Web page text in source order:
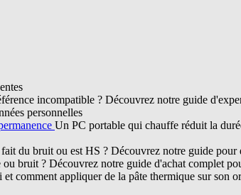
incompatible ? Découvrez notre guide
personnelles
Un PC portable qui chauffe réduit la
du bruit ou est HS ? Découvrez notre guide
ou bruit ? Découvrez notre guide d'achat complet
et comment appliquer de la pâte thermique sur son